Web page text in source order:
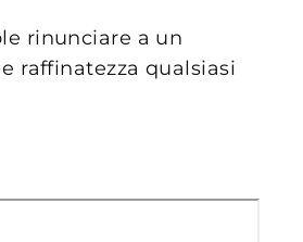
rinunciare a un
raffinatezza qualsiasi